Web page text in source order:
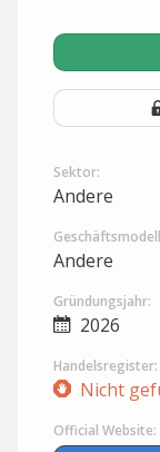
Sektor:
Andere
Andere
Gründungsjahr:
2026
Handelsregister:
Nicht
Official Website: